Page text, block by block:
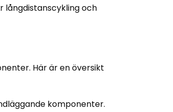
långdistanscykling och
Här är en översikt
komponenter.